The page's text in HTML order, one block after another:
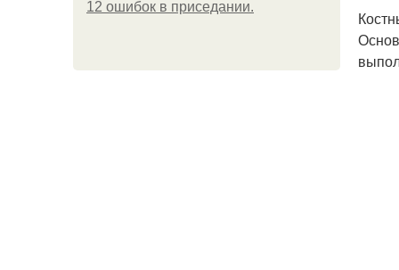
12 ошибок в приседании.